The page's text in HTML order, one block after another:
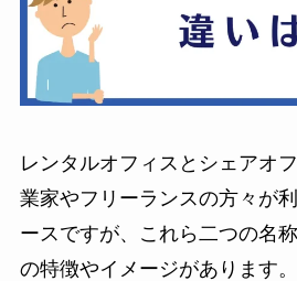
レンタルオフィスとシェアオ
業家やフリーランスの方々が
ースですが、これら二つの名
の特徴やイメージがあります